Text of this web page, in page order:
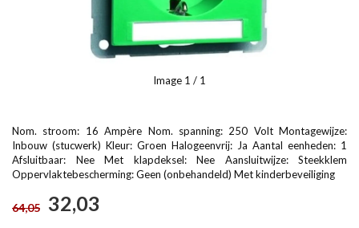
Image 1 / 1
Nom. stroom: 16 Ampère Nom. spanning: 250 Volt Montagewijze:
Inbouw (stucwerk) Kleur: Groen Halogeenvrij: Ja Aantal eenheden: 1
Afsluitbaar: Nee Met klapdeksel: Nee Aansluitwijze: Steekklem
Oppervlaktebescherming: Geen (onbehandeld) Met kinderbeveiliging
64,05 32,03